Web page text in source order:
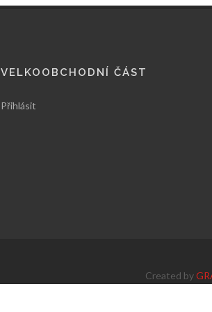
VELKOOBCHODNÍ ČÁST
Přihlásit
Created by